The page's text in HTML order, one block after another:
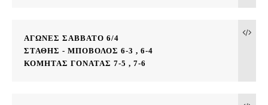
ΑΓΩΝΕΣ ΣΑΒΒΑΤΟ 6/4
ΣΤΑΘΗΣ - ΜΠΟΒΟΛΟΣ 6-3 , 6-4
ΚΟΜΗΤΑΣ ΓΟΝΑΤΑΣ 7-5 , 7-6